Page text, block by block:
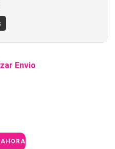
Envio